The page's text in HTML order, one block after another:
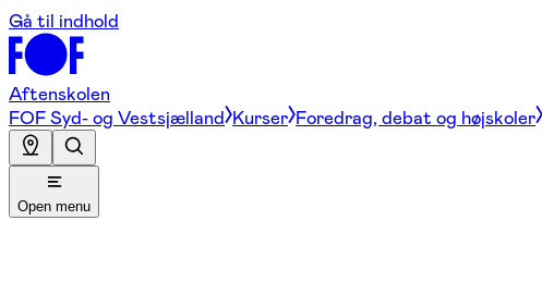
Gå til indhold
Aftenskolen
FOF Syd- og Vestsjælland Kurser Foredrag, debat og højskoler
Open menu